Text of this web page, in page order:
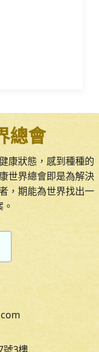
總會
康狀態，感到種種的
世界總會即是為解決
，期能為世界找出一